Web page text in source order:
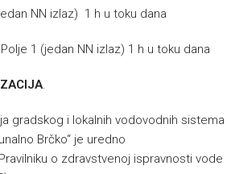
NN izlaz) 1 h u toku dana
1 (jedan NN izlaz) 1 h u toku dana
.
gradskog i lokalnih vodovodnih sistema
Brčko“ je uredno
o zdravstvenoj ispravnosti vode